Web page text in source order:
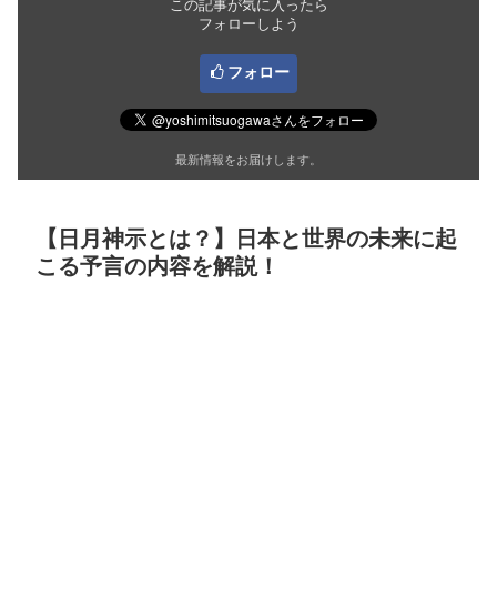
この記事が気に入ったら
フォローしよう
フォロー
最新情報をお届けします。
【日月神示とは？】日本と世界の未来に起
こる予言の内容を解説！